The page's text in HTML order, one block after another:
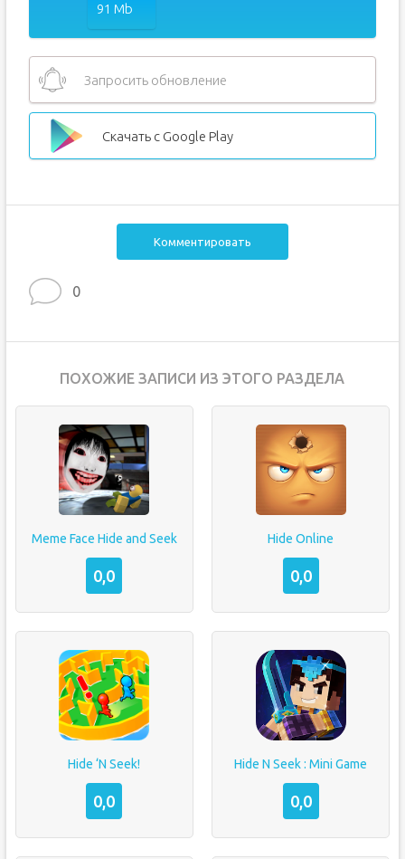
91 Mb
Запросить обновление
Скачать с Google Play
Комментировать
0
ПОХОЖИЕ ЗАПИСИ ИЗ ЭТОГО РАЗДЕЛА
Meme Face Hide and Seek
0,0
Hide Online
0,0
Hide ‘N Seek!
0,0
Hide N Seek : Mini Game
0,0